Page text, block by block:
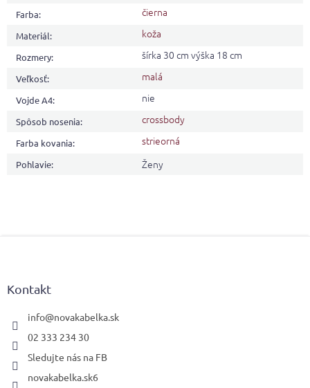
Farba: čierna
Materiál: koža
Rozmery: šírka 30 cm výška 18 cm
Veľkosť: malá
Vojde A4: nie
Spôsob nosenia: crossbody
Farba kovania: strieorná
Pohlavie: Ženy
Kontakt
info@novakabelka.sk
02 333 234 30
Sledujte nás na FB
novakabelka.sk6